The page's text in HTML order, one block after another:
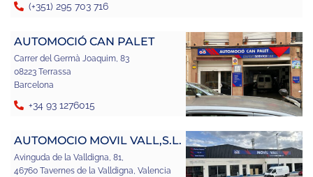
(+351) 295 703 716
AUTOMOCIÓ CAN PALET
Carrer del Germà Joaquim, 83
08223 Terrassa
Barcelona
+34 93 1276015
AUTOMOCIO MOVIL VALL,S.L.
Avinguda de la Valldigna, 81,
46760 Tavernes de la Valldigna, Valencia